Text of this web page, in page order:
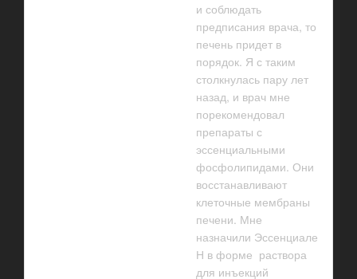
и соблюдать
предписания врача, то
печень придет в
порядок. Я с таким
столкнулась пару лет
назад, и врач мне
порекомендовал
препараты с
эссенциальными
фосфолипидами. Они
восстанавливают
клеточные мембраны
печени. Мне
назначили Эссенциале
Н в форме раствора
для инъекций